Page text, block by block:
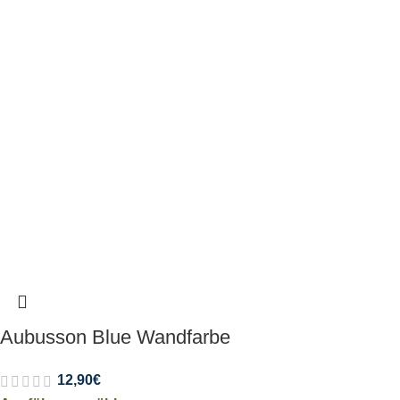
Aubusson Blue Wandfarbe
12,90€